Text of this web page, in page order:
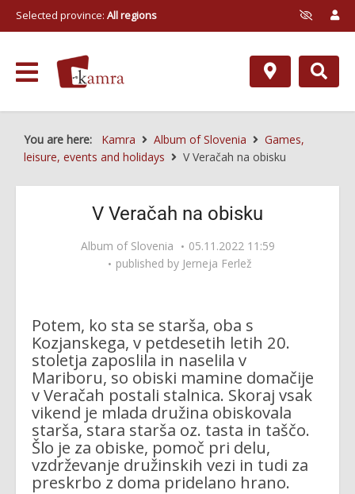
Selected province: All regions
You are here: Kamra Album of Slovenia
Games,
leisure, events and holidays
V Veračah na obisku
V Veračah na obisku
Album of Slovenia
05.11.2022 11:59
published by Jerneja Ferlež
Potem, ko sta se starša, oba s
Kozjanskega, v petdesetih letih 20.
stoletja zaposlila in naselila v
Mariboru, so obiski mamine domačije
v Veračah postali stalnica. Skoraj vsak
vikend je mlada družina obiskovala
starša, stara starša oz. tasta in taščo.
Šlo je za obiske, pomoč pri delu,
vzdrževanje družinskih vezi in tudi za
preskrbo z doma pridelano hrano.